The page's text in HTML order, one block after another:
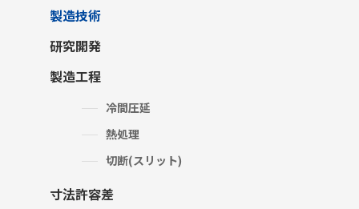
製造技術
研究開発
製造工程
冷間圧延
熱処理
切断(スリット)
寸法許容差